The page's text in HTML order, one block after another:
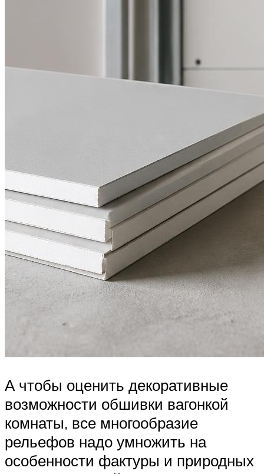
А чтобы оценить декоративные
возможности обшивки вагонкой
комнаты, все многообразие
рельефов надо умножить на
особенности фактуры и природных